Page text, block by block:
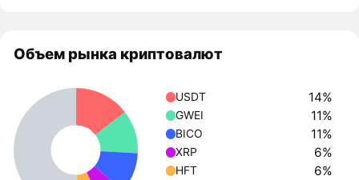
Объем рынка криптовалют
USDT 14%
GWEI 11%
BICO 11%
XRP 6%
HFT 6%